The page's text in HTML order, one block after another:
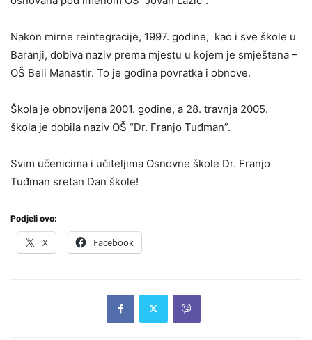
Nakon mirne reintegracije, 1997. godine, kao i sve škole u
Baranji, dobiva naziv prema mjestu u kojem je smještena –
OŠ Beli Manastir. To je godina povratka i obnove.
Škola je obnovljena 2001. godine, a 28. travnja 2005.
škola je dobila naziv OŠ “Dr. Franjo Tuđman”.
Svim učenicima i učiteljima Osnovne škole Dr. Franjo
Tuđman sretan Dan škole!
Podjeli ovo:
X Facebook